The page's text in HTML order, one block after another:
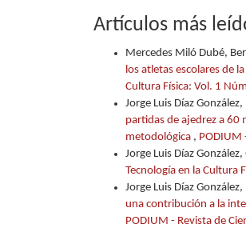
Artículos más
Mercedes Miló Dubé,
los atletas escolares de
Cultura Física: Vol. 1
Jorge Luis Díaz
partidas de ajedrez a 60
metodológica , PODIUM
Jorge Luis Díaz González,
Tecnología en la Cultura
Jorge Luis Díaz
una contribución a la
PODIUM - Revista de